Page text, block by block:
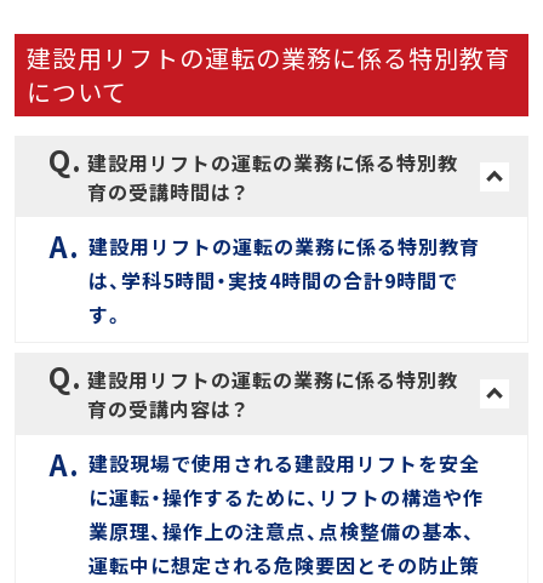
建設用リフトの運転の業務に係る特別教育
について
建設用リフトの運転の業務に係る特別教
育の受講時間は？
建設用リフトの運転の業務に係る特別教育
は、学科5時間・実技4時間の合計9時間で
す。
建設用リフトの運転の業務に係る特別教
育の受講内容は？
建設現場で使用される建設用リフトを安全
に運転・操作するために、リフトの構造や作
業原理、操作上の注意点、点検整備の基本、
運転中に想定される危険要因とその防止策